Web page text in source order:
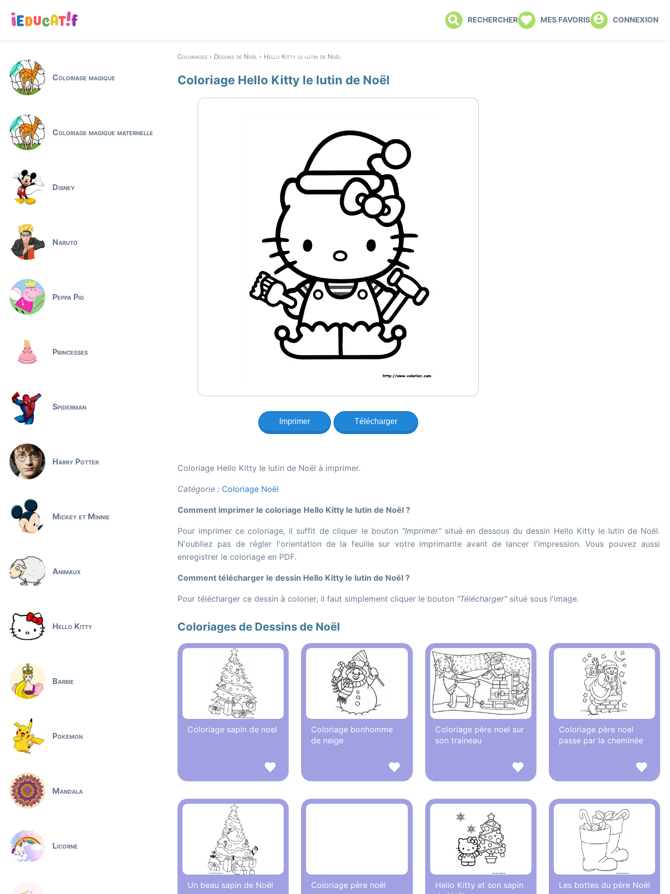
RECHERCHER MES FAVORIS CONNEXION
Coloriage magique
Coloriage magique maternelle
Disney
Naruto
Peppa Pig
Princesses
Spiderman
Harry Potter
Mickey et Minnie
Animaux
Hello Kitty
Barbie
Pokemon
Mandala
Licorne
Coloriages Dessins de Noël Hello Kitty le lutin de Noël
Coloriage Hello Kitty le lutin de Noël
Imprimer Télécharger
Coloriage Hello Kitty le lutin de Noël à imprimer.
Catégorie : Coloriage Noël
Comment imprimer le coloriage Hello Kitty le lutin de Noël ?
Pour imprimer ce coloriage, il suffit de cliquer le bouton "Imprimer"situé en dessous du dessin Hello Kitty le lutin de Noël.
N'oubliez pas de régler l'orientation de la feuille sur votre imprimante avant de lancer l'impression. Vous pouvez aussi
enregistrer le coloriage en PDF.
Comment télécharger le dessin Hello Kitty le lutin de Noël ?
Pour télécharger ce dessin à colorier, il faut simplement cliquer le bouton "Télécharger"situé sous l'image.
Coloriages de Dessins de Noël
Coloriage sapin de noel
Coloriage bonhomme
de neige
Coloriage père noel sur
son traineau
Coloriage père noel
passe par la cheminée
Un beau sapin de Noël Coloriage père noël
Hello Kitty et son sapin
Les bottes du père Noël